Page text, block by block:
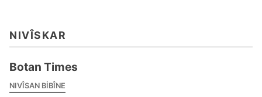
NIVÎSKAR
Botan Times
NIVÎSAN BIBÎNE